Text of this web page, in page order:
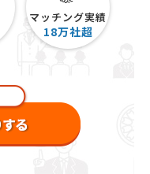
マッチング実績
18万社超